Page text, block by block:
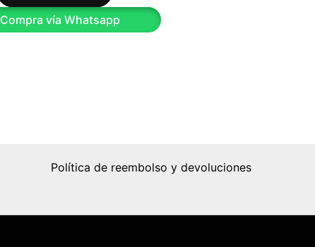
Compra vía Whatsapp
Política de reembolso y devoluciones